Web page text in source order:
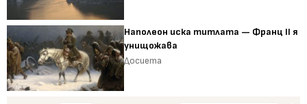
Наполеон иска титлата — Франц II я
унищожава
Досиета